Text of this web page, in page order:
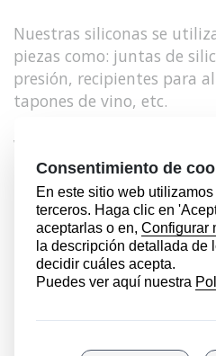
Nuestras siliconas se
piezas como: juntas de
presión, recipientes para
tapones de vino, etc.
VER ESPECIFICACIONES
Seleccione la imagen